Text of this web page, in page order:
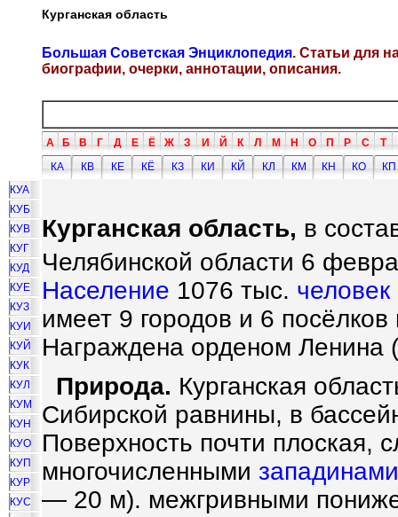
Курганская область
Большая Советская Энциклопедия. Статьи для
биографии, очерки, аннотации, описания.
А Б В Г Д Е Ё Ж З И Й К Л М Н О П Р С Т
КА
КВ КЕ КЁ КЗ КИ КЙ КЛ КМ КН КО
КП
КУА
КУБ
КУВ
КУГ
КУД
КУЕ
КУЗ
КУИ
КУЙ
КУК
КУЛ
КУМ
КУН
КУО
КУП
КУР
КУС
Курганская область, в
Челябинской области 6
Население 1076 тыс. человек
имеет 9 городов и 6
Награждена орденом Ленина
Природа. Курганская
Сибирской равнины, в
Поверхность почти плоская,
многочисленными западинами
— 20 м). межгривными